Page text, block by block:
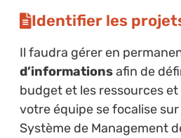
Identifier les
Il faudra gérer en
d’informationsafin de
budget et les ressources
votre équipe se focalise
Système de Management